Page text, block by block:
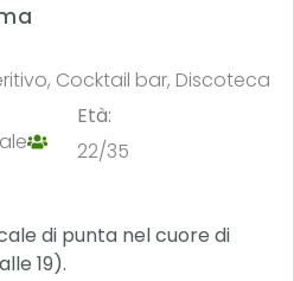
Cocktail bar, Discoteca
Età:
22/35
di punta nel cuore di
19).